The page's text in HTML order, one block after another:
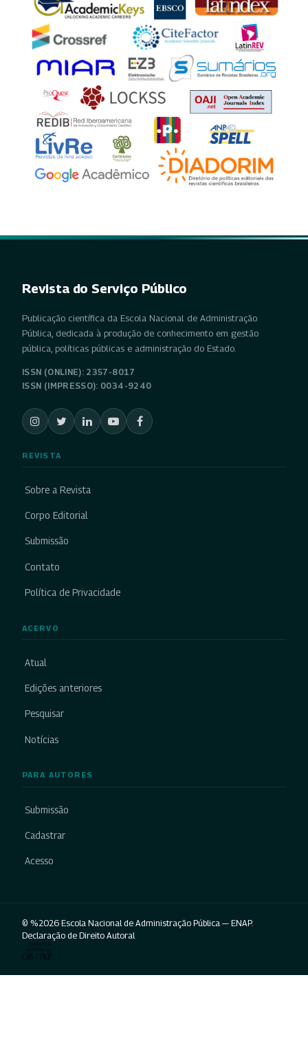
Revista do Serviço Público
Publicação científica da Escola Nacional de Administração
Pública, dedicada à produção de conhecimento em gestão
pública, políticas públicas e administração do Estado.
ISSN (ONLINE): 2357-8017
ISSN (IMPRESSO): 0034-9240
REVISTA
Sobre a Revista
Corpo Editorial
Submissão
Contato
Política de Privacidade
ACERVO
Atual
Edições anteriores
Pesquisar
Notícias
PARA AUTORES
Submissão
Cadastrar
Acesso
© %2026 Escola Nacional de Administração Pública — ENAP.
Declaração de Direito Autoral